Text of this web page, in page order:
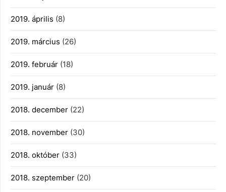
2019. április (8)
2019. március (26)
2019. február (18)
2019. január (8)
2018. december (22)
2018. november (30)
2018. október (33)
2018. szeptember (20)